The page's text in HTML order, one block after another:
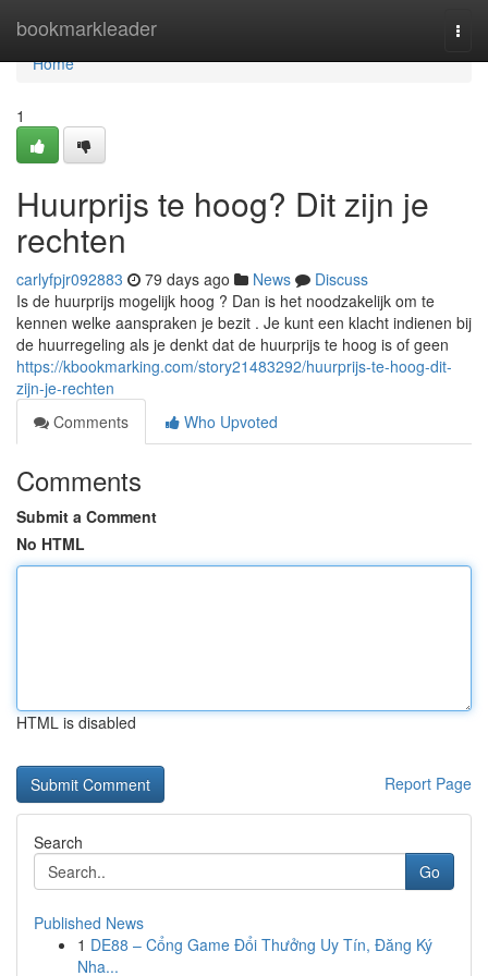
bookmarkleader
Home
Home
1
Huurprijs te hoog? Dit zijn je
rechten
carlyfpjr092883 79 days ago News
Discuss
Is de huurprijs mogelijk hoog ? Dan is het noodzakelijk om te
kennen welke aanspraken je bezit . Je kunt een klacht indienen bij
de huurregeling als je denkt dat de huurprijs te hoog is of geen
https://kbookmarking.com/story21483292/huurprijs-te-hoog-dit-
zijn-je-rechten
Comments
Who Upvoted
Comments
Submit a Comment
No HTML
HTML is disabled
Report Page
Search
Go
Published News
1 DE88 – Cổng Game Đổi Thưởng Uy Tín, Đăng Ký
Nha...